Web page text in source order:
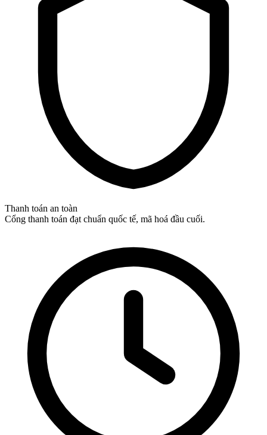
Thanh toán an toàn
Cổng thanh toán đạt chuẩn quốc tế, mã hoá đầu cuối.